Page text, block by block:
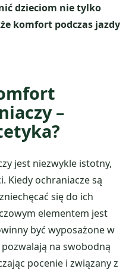
dzieciom nie tylko
komfort podczas jazdy
–
jest niezwykle istotny,
Kiedy ochraniacze są
się do ich
elementem jest
być wyposażone w
na swobodną
pocenie i związany z